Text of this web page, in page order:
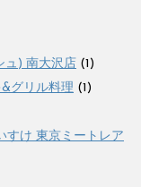
ュ) 南大沢店 (1)
グリル料理 (1)
すけ 東京ミートレア